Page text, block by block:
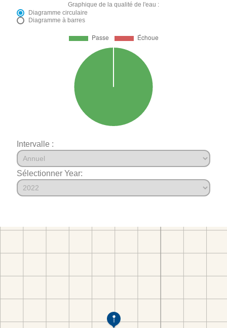
Graphique de la qualité de l'eau :
Diagramme circulaire
Diagramme à barres
Intervalle :
Sélectionner Year: